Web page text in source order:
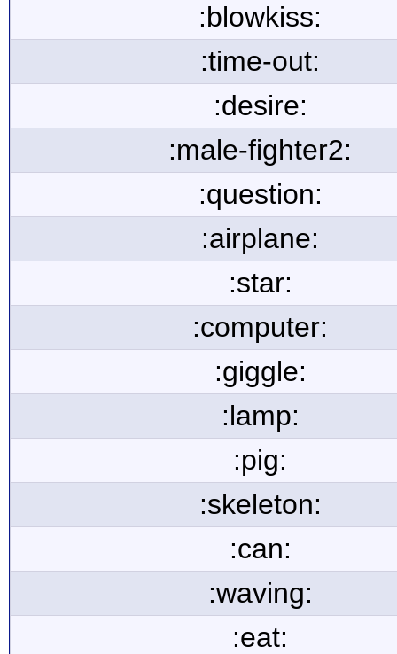
:blowkiss:
:time-out:
:desire:
:male-fighter2:
:question:
:airplane:
:star:
:computer:
:giggle:
:lamp:
:pig:
:skeleton:
:can:
:waving:
:eat: